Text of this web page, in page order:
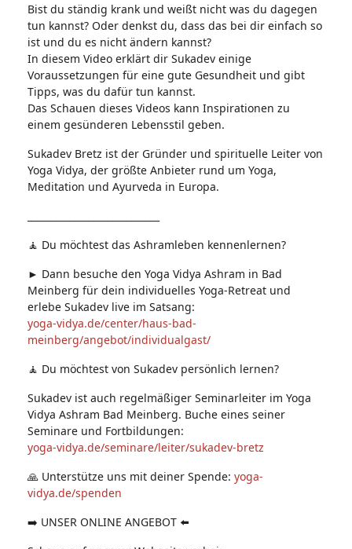
s:
Bist du ständig krank und weißt nicht was du dagegen
tun kannst? Oder denkst du, dass das bei dir einfach so
ist und du es nicht ändern kannst?
In diesem Video erklärt dir Sukadev einige
Voraussetzungen für eine gute Gesundheit und gibt
Tipps, was du dafür tun kannst.
Das Schauen dieses Videos kann Inspirationen zu
einem gesünderen Lebensstil geben.
Sukadev Bretz ist der Gründer und spirituelle Leiter von
Yoga Vidya, der größte Anbieter rund um Yoga,
Meditation und Ayurveda in Europa.
🧘 Du möchtest das Ashramleben kennenlernen?
► Dann besuche den Yoga Vidya Ashram in Bad
Meinberg für dein individuelles Yoga-Retreat und
erlebe Sukadev live im Satsang:
yoga-vidya.de/center/haus-bad-
meinberg/angebot/individualgast/
🧘 Du möchtest von Sukadev persönlich lernen?
Sukadev ist auch regelmäßiger Seminarleiter im Yoga
Vidya Ashram Bad Meinberg. Buche eines seiner
Seminare und Fortbildungen:
yoga-vidya.de/seminare/leiter/sukadev-bretz
🙏 Unterstütze uns mit deiner Spende: yoga-
vidya.de/spenden
➡️ UNSER ONLINE ANGEBOT ⬅️